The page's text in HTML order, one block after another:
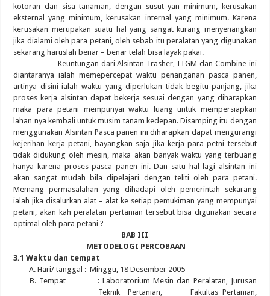
kotoran dan sisa tanaman, dengan susut yan minimum, kerusakan
eksternal yang minimum, kerusakan internal yang minimum. Karena
kerusakan merupakan suatu hal yang sangat kurang menyenangkan
jika dialami oleh para petani, oleh sebab itu peralatan yang digunakan
sekarang haruslah benar – benar telah bisa layak pakai.
Keuntungan dari Alsintan Trasher, ITGM dan Combine ini
diantaranya ialah memepercepat waktu penanganan pasca panen,
artinya disini ialah waktu yang diperlukan tidak begitu panjang, jika
proses kerja alsintan dapat bekerja sesuai dengan yang diharapkan
maka para petani mempunyai waktu luang untuk mempersiapkan
lahan nya kembali untuk musim tanam kedepan. Disamping itu dengan
menggunakan Alsintan Pasca panen ini diharapkan dapat mengurangi
kejerihan kerja petani, bayangkan saja jika kerja para petni tersebut
tidak didukung oleh mesin, maka akan banyak waktu yang terbuang
hanya karena proses pasca panen ini. Dan satu hal lagi alsintan ini
akan sangat mudah bila dipelajari dengan teliti oleh para petani.
Memang permasalahan yang dihadapi oleh pemerintah sekarang
ialah jika disalurkan alat – alat ke setiap pemukiman yang mempunyai
petani, akan kah peralatan pertanian tersebut bisa digunakan secara
optimal oleh para petani ?
BAB III
METODELOGI PERCOBAAN
3.1 Waktu dan tempat
A. Hari/ tanggal : Minggu, 18 Desember 2005
B. Tempat : Laboratorium Mesin dan Peralatan, Jurusan
Teknik Pertanian, Fakultas Pertanian,